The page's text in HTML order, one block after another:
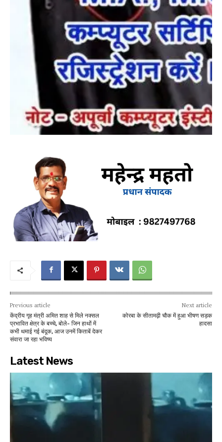
Previous article
केंद्रीय गृह मंत्री अमित शाह से मिले नक्सल
प्रभावित क्षेत्र के बच्चे, बोले- जिन हाथों में
कभी थमाई गई बंदूक, आज उनमें किताबें देकर
संवारा जा रहा भविष्य
Next article
कोरबा के सीतामढ़ी चौक में हुआ भीषण सड़क
हादसा
Latest News